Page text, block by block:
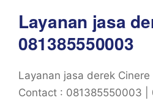
Layanan jasa
081385550003
Layanan jasa derek
Contact : 081385550003 |